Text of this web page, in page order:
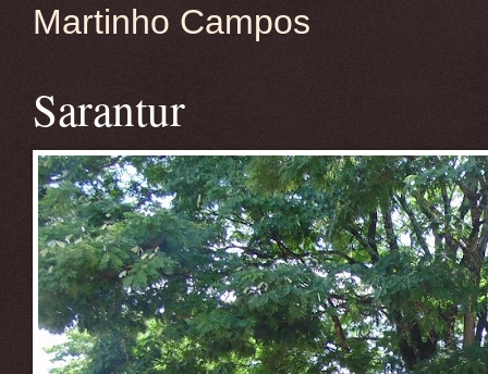
Martinho Campos
Sarantur